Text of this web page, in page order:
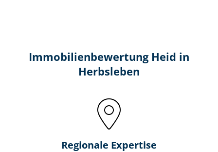
Immobilien­bewertung Heid in
Herbsleben
Regionale Expertise